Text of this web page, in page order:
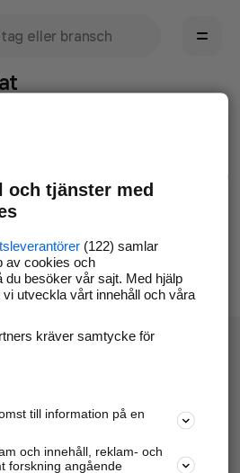
snabbare kan avhjälpa det.
i webbläsaren och försök igen
platser.
företagsinfo mm.
och tjänster med
(122) samlar
av cookies och
du besöker vår sajt. Med hjälp
utveckla vårt innehåll och våra
kräver samtycke för
till information på en
och innehåll, reklam- och
forskning angående